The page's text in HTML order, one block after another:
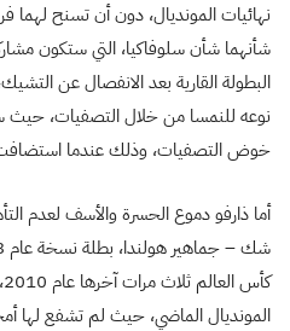
نهائيات المونديال، دون أن تسنح لهما
شأنهما شأن سلوفاكيا، التي ستكون
البطولة القارية بعد الانفصال عن
نوعه للنمسا من خلال التصفيات، حيث
خوض التصفيات، وذلك عندما استضافت بطولة عام
أما ذارفو دموع الحسرة والأسف لعدم
المونديال الماضي، حيث لم تشفع لها